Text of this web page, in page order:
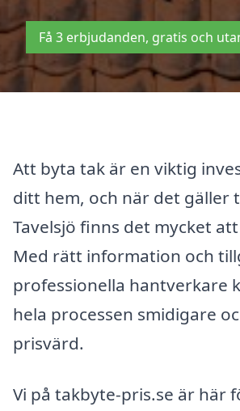
Få 3 erbjudanden, gratis och
Att byta tak är en viktig
ditt hem, och när det gäller
Tavelsjö finns det mycket
Med rätt information och
professionella hantverkare
hela processen smidigare
prisvärd.
Vi på takbyte-pris.se är här